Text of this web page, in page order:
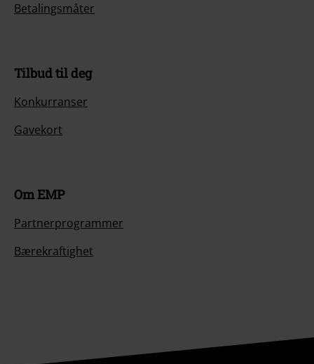
Betalingsmåter
Tilbud til deg
Konkurranser
Gavekort
Om EMP
Partnerprogrammer
Bærekraftighet